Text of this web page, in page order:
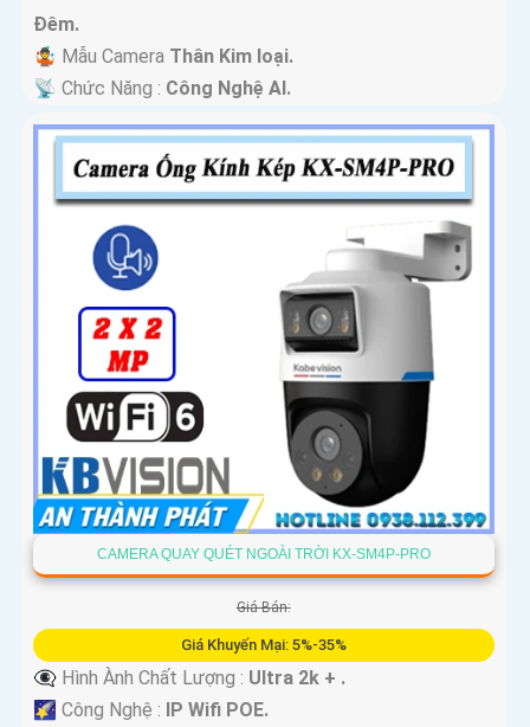
Ðêm.
🤹 Mẫu Camera Thân Kim loại.
️📡 Chức Năng : Công Nghệ AI.
CAMERA QUAY QUÉT NGOÀI TRỜI KX-SM4P-PRO
Giá Bán:
Giá Khuyến Mại: 5%-35%
👁️‍🗨 Hình Ành Chất Lượng : Ultra 2k + .
🌠 Công Nghệ : IP Wifi POE.